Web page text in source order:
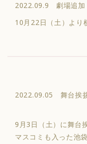
2022.09.9 劇場追加
10月22日（土）より
2022.09.05 舞台挨
9月3日（土）に舞台
マスコミも入った池